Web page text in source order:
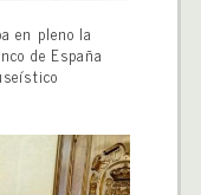
en pleno la
de España